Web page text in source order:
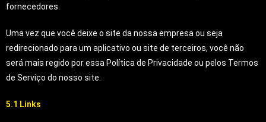
fornecedores.
Uma vez que você deixe o site da nossa empresa ou seja
redirecionado para um aplicativo ou site de terceiros, você não
será mais regido por essa Política de Privacidade ou pelos Termos
de Serviço do nosso site.
5.1 Links